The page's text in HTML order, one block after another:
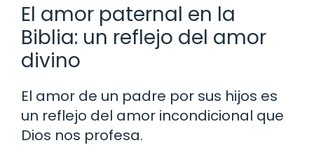
El amor paternal en la
Biblia: un reflejo del amor
divino
El amor de un padre por sus hijos es
un reflejo del amor incondicional que
Dios nos profesa.